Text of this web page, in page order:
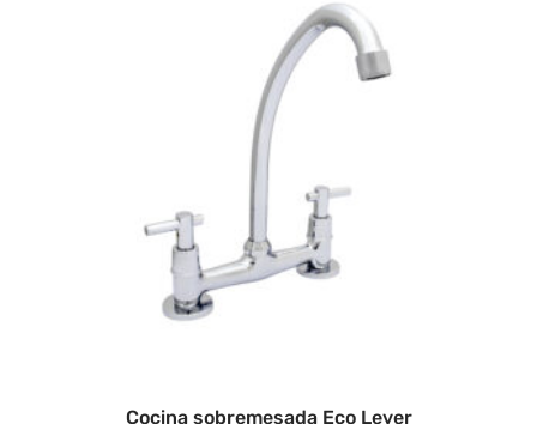
Cocina sobremesada Eco Lever